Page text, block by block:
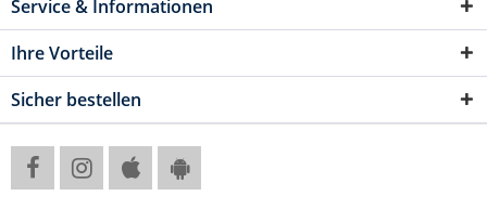
Service & Informationen
Ihre Vorteile
Sicher bestellen